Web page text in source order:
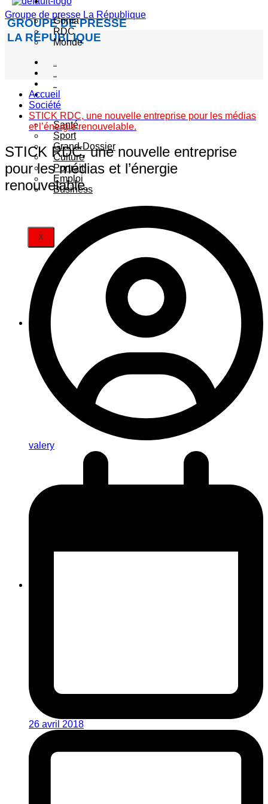
Groupe de presse La République
GROUPE DE PRESSE
LA RÉPUBLIQUE
Goma
RDC
Monde
Santé
Sport
Grand-Dossier
Culture
Portrait
Emploi
Business
X
Accueil
Société
STICK RDC, une nouvelle entreprise pour les médias
et l’énergie renouvelable.
STICK RDC, une nouvelle entreprise
pour les médias et l’énergie
renouvelable.
valery
26 avril 2018